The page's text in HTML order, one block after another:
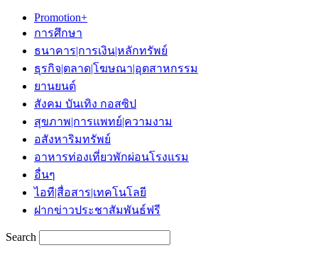
Promotion+
การศึกษา
ธนาคาร|การเงิน|หลักทรัพย์
ธุรกิจ|ตลาด|โฆษณา|อุตสาหกรรม
ยานยนต์
สังคม บันเทิง กอสซิป
สุขภาพ|การแพทย์|ความงาม
อสังหาริมทรัพย์
อาหารท่องเที่ยวพักผ่อนโรงแรม
อื่นๆ
ไอที|สื่อสาร|เทคโนโลยี
ฝากข่าวประชาสัมพันธ์ฟรี
Search